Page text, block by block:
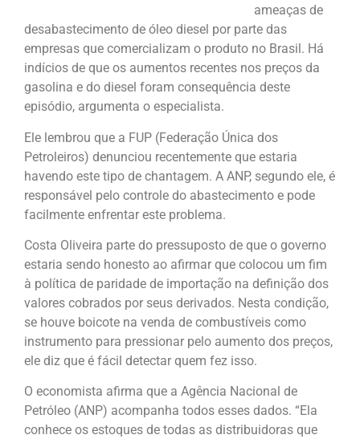
ameaças de
desabastecimento de óleo diesel por parte das
empresas que comercializam o produto no Brasil. Há
indícios de que os aumentos recentes nos preços da
gasolina e do diesel foram consequência deste
episódio, argumenta o especialista.
Ele lembrou que a FUP (Federação Única dos
Petroleiros) denunciou recentemente que estaria
havendo este tipo de chantagem. A ANP, segundo ele, é
responsável pelo controle do abastecimento e pode
facilmente enfrentar este problema.
Costa Oliveira parte do pressuposto de que o governo
estaria sendo honesto ao afirmar que colocou um fim
à política de paridade de importação na definição dos
valores cobrados por seus derivados. Nesta condição,
se houve boicote na venda de combustíveis como
instrumento para pressionar pelo aumento dos preços,
ele diz que é fácil detectar quem fez isso.
O economista afirma que a Agência Nacional de
Petróleo (ANP) acompanha todos esses dados. “Ela
conhece os estoques de todas as distribuidoras que